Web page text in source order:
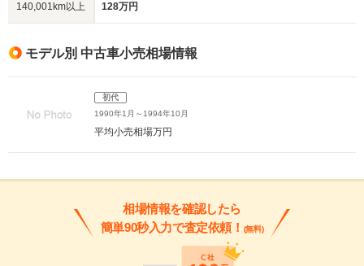
140,001km以上 128万円
モデル別 中古車小売相場情報
初代
1990年1月～1994年10月
平均小売相場万円
相場情報を確認したら
簡単90秒入力で査定依頼！ (無料)